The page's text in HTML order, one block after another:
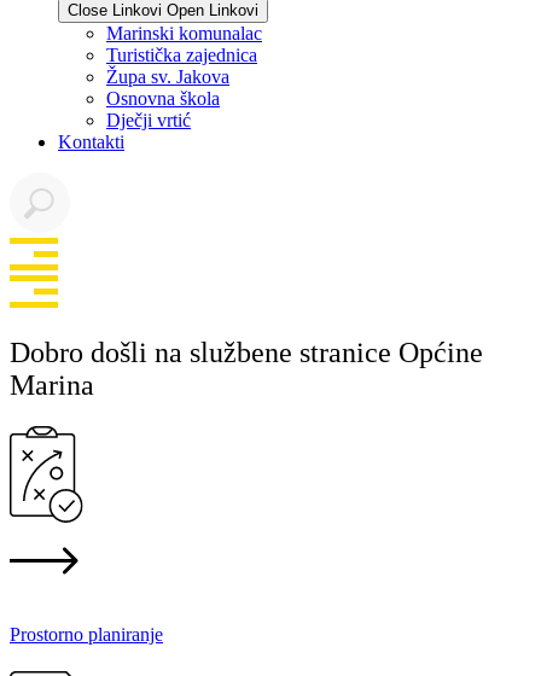
Close Linkovi Open Linkovi
Marinski komunalac
Turistička zajednica
Župa sv. Jakova
Osnovna škola
Dječji vrtić
Kontakti
Dobro došli na službene stranice Općine
Marina
Prostorno planiranje